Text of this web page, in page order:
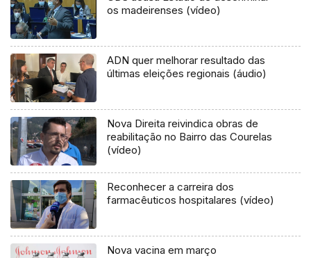
os madeirenses (vídeo)
ADN quer melhorar resultado das
últimas eleições regionais (áudio)
Nova Direita reivindica obras de
reabilitação no Bairro das Courelas
(vídeo)
Reconhecer a carreira dos
farmacêuticos hospitalares (vídeo)
Nova vacina em março